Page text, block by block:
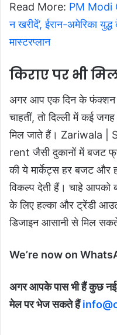
Read More: PM Modi
न खरीदें’, ईरान-अमेरिका
मास्टरप्लान
किराए पर भी
अगर आप एक दिन के फंक्शन के
चाहतीं, तो दिल्ली में कई
मिल जाते हैं। Zariwala |
rent जैसी दुकानों में बजट
की ये मार्केट्स हर बजट और
विकल्प देती हैं। चाहे आपको
के लिए हल्का और ट्रेंडी
डिजाइन आसानी से मिल
We’re now on
अगर आपके पास भी हैं कुछ नई
मेल पर भेज सकते हैं